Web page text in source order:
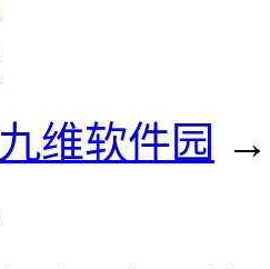
九维软件园